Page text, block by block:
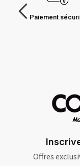
Paiement
Offres